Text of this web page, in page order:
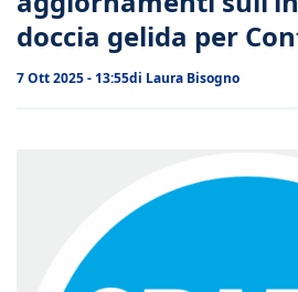
doccia gelida per
7 Ott 2025 - 13:55di Laura Bisogno